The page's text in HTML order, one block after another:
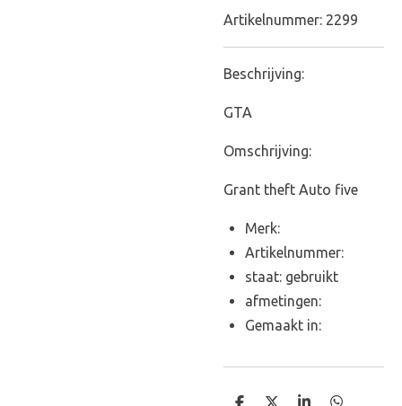
Artikelnummer: 2299
Beschrijving:
GTA
Omschrijving:
Grant theft Auto five
Merk:
Artikelnummer:
staat: gebruikt
afmetingen:
Gemaakt in: